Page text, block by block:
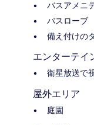
バスアメニ
バスローブ
備え付けの
エンターテイ
衛星放送で
屋外エリア
庭園